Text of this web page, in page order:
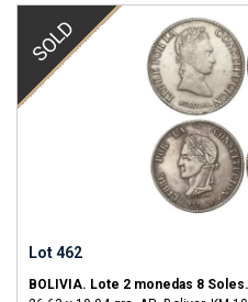
SOLD
Lot 462
BOLIVIA. Lote 2 monedas 8 Soles.